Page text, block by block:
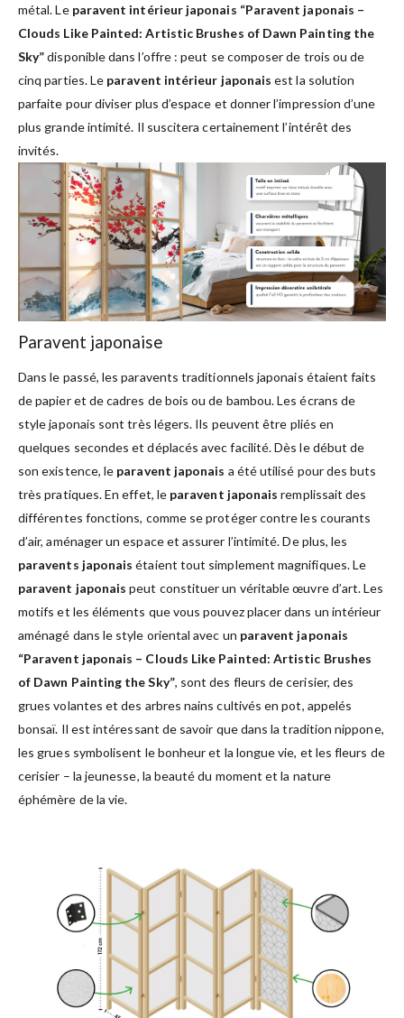
métal. Le paravent intérieur japonais “Paravent japonais –
Clouds Like Painted: Artistic Brushes of Dawn Painting the
Sky”disponible dans l’offre : peut se composer de trois ou de
cinq parties. Le paravent intérieur japonais est la solution
parfaite pour diviser plus d’espace et donner l’impression d’une
plus grande intimité. Il suscitera certainement l’intérêt des
invités.
Paravent japonaise
Dans le passé, les paravents traditionnels japonais étaient faits
de papier et de cadres de bois ou de bambou. Les écrans de
style japonais sont très légers. Ils peuvent être pliés en
quelques secondes et déplacés avec facilité. Dès le début de
son existence, le paravent japonais a été utilisé pour des buts
très pratiques. En effet, le paravent japonais remplissait des
différentes fonctions, comme se protéger contre les courants
d’air, aménager un espace et assurer l’intimité. De plus, les
paravents japonais étaient tout simplement magnifiques. Le
paravent japonais peut constituer un véritable œuvre d’art. Les
motifs et les éléments que vous pouvez placer dans un intérieur
aménagé dans le style oriental avec un paravent japonais
“Paravent japonais – Clouds Like Painted: Artistic Brushes
of Dawn Painting the Sky”, sont des fleurs de cerisier, des
grues volantes et des arbres nains cultivés en pot, appelés
bonsaï. Il est intéressant de savoir que dans la tradition nippone,
les grues symbolisent le bonheur et la longue vie, et les fleurs de
cerisier – la jeunesse, la beauté du moment et la nature
éphémère de la vie.